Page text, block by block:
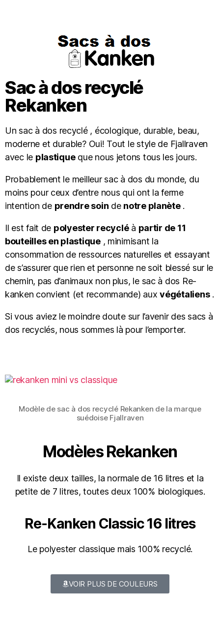
Sac à dos recyclé
Rekanken
Unsac à dos recyclé, écologique, durable, beau,
moderne et durable? Oui! Tout le style de Fjallraven
avec le plastiqueque nous jetons tous les jours.
Probablement le meilleur sac à dos du monde, du
moins pour ceux d’entre nous qui ont la ferme
intention de prendre soin de notre planète.
Il est fait de polyester recycléà partir de 11
bouteilles en plastique, minimisant la
consommation de ressources naturelles et essayant
de s’assurer que rien et personne ne soit blessé sur le
chemin, pas d’animaux non plus, le sac à dos Re-
kanken convient (et recommande) auxvégétaliens.
Si vous aviez le moindre doute sur l’avenir des sacs à
dos recyclés, nous sommes là pour l’emporter.
Modèle de sac à dos recyclé Rekanken de la marque
suédoise Fjallraven
Modèles Rekanken
Il existe deux tailles, la normale de 16 litres et la
petite de 7 litres, toutes deux 100% biologiques.
Re-Kanken Classic 16 litres
Le polyester classique mais 100% recyclé.
VOIR PLUS DE COULEURS